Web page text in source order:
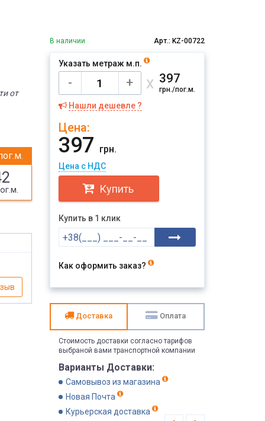
от
В наличии Арт.: KZ-00722
Указать метраж м.п.
- + х 397
грн./пог.м.
Нашли дешевле ?
Цена:
397 грн.
Цена с НДС
Купить
Купить в 1 клик
Как оформить заказ?
Доставка Оплата
Стоимость доставки согласно тарифов
выбраной вами транспортной компании
Варианты Доставки:
Самовывоз из магазина
Новая Почта
Курьерская доставка